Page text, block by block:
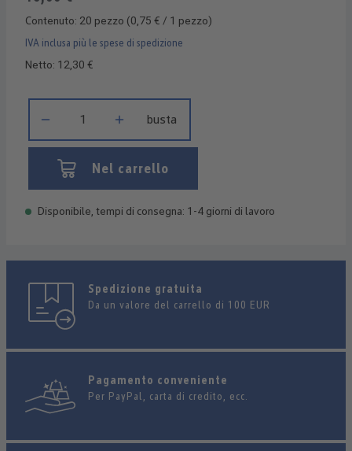
Contenuto: 20 pezzo (0,75 € / 1 pezzo)
IVA inclusa più le spese di spedizione
Netto: 12,30 €
busta
Nel carrello
Disponibile, tempi di consegna: 1-4 giorni di lavoro
Spedizione gratuita
Da un valore del carrello di 100 EUR
Pagamento conveniente
Per PayPal, carta di credito, ecc.